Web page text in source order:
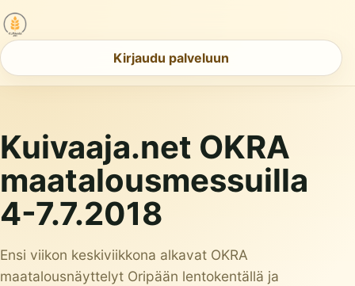
Kirjaudu palveluun
Kuivaaja.net OKRA
maatalousmessuilla
4-7.7.2018
Ensi viikon keskiviikkona alkavat OKRA
maatalousnäyttelyt Oripään lentokentällä ja